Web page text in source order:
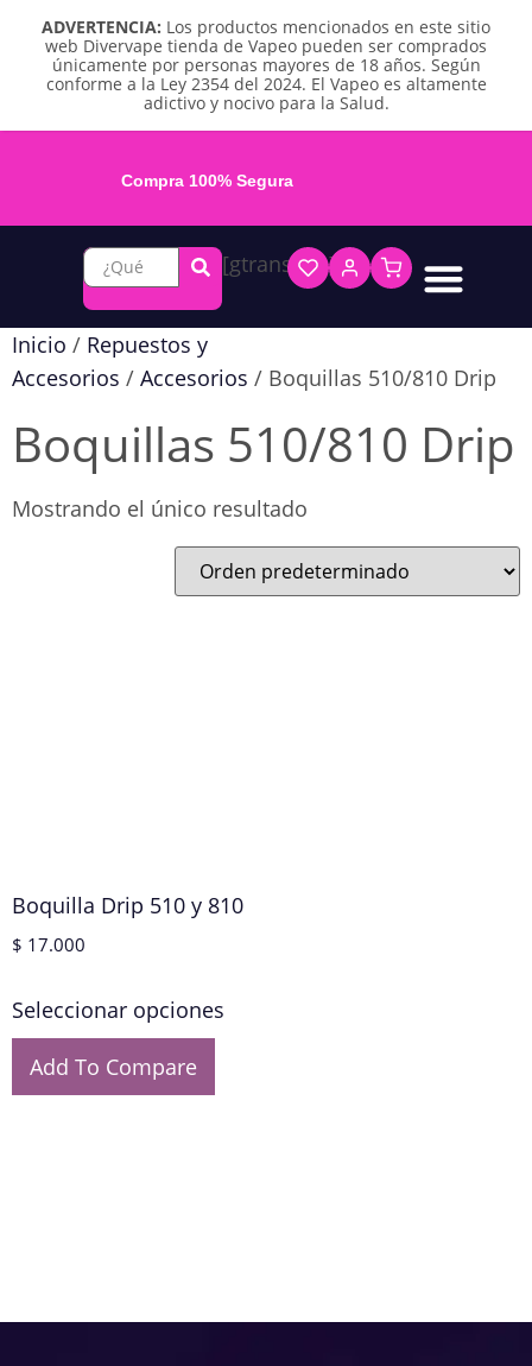
ADVERTENCIA: Los productos mencionados en este sitio
web Divervape tienda de Vapeo pueden ser comprados
únicamente por personas mayores de 18 años. Según
conforme a la Ley 2354 del 2024. El Vapeo es altamente
adictivo y nocivo para la Salud.
Compra 100% Segura
[gtranslate]
Inicio / Repuestos y
Accesorios / Accesorios / Boquillas 510/810 Drip
Boquillas 510/810 Drip
Mostrando el único resultado
Boquilla Drip 510 y 810
$ 17.000
Seleccionar opciones
Add To Compare